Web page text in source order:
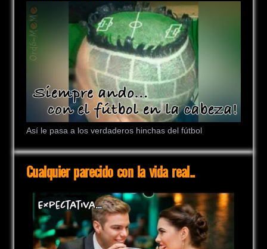
Así le pasa a los verdaderos hinchas del fútbol
Cualquier parecido con la vida real..